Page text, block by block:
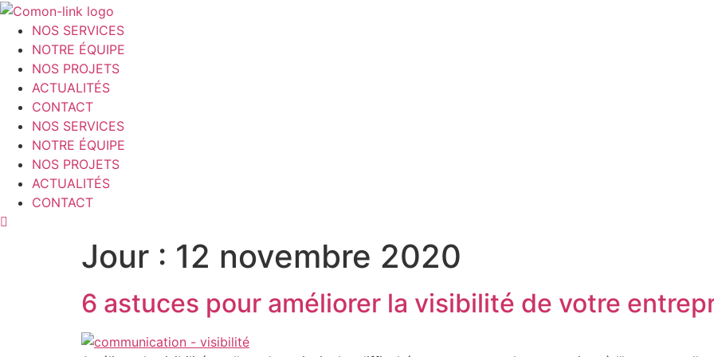
Aller
contenu
NOS SERVICES
NOTRE ÉQUIPE
NOS PROJETS
ACTUALITÉS
CONTACT
NOS SERVICES
NOTRE ÉQUIPE
NOS PROJETS
ACTUALITÉS
CONTACT
Jour : 12 novembre 2020
6 astuces pour améliorer la visibilité de votre